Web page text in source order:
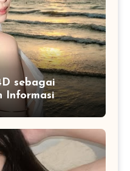
sebagai
Informasi